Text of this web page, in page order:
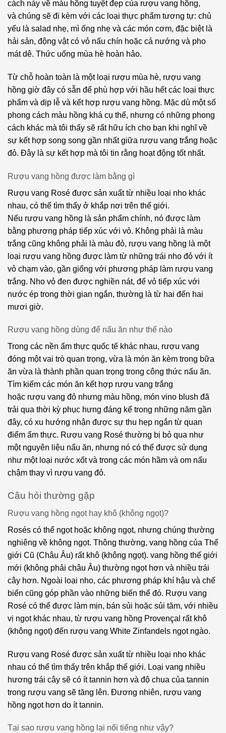
Meunier
Pinot
Noir
Primitivo
Prosecco
Riesling
Rondinella
Sangiovese
Sauvignon
Sauvignon
Gris
Sciascinoso
Semillon
Susumaniello
Syrah
Ugni
Blanc
Verdejo
Vernaccia
Viognier
Viognier
cách này về màu hồng tuyệt đẹp của rượu vang hồng,
và chúng sẽ đi kèm với các loại thực phẩm tương tự: chủ
yếu là salad nhẹ, mì ống nhẹ và các món cơm, đặc biệt là
hải sản, động vật có vỏ nấu chín hoặc cá nướng và pho
mát dê. Thức uống mùa hè hoàn hảo.
Từ chỗ hoàn toàn là một loại rượu mùa hè, rượu vang
hồng giờ đây có sẵn để phù hợp với hầu hết các loại thực
phẩm và dịp lễ và kết hợp rượu vang hồng. Mặc dù một số
phong cách màu hồng khá cụ thể, nhưng có những phong
cách khác mà tôi thấy sẽ rất hữu ích cho bạn khi nghĩ về
sự kết hợp song song gần nhất giữa rượu vang trắng hoặc
đỏ. Đây là sự kết hợp mà tôi tin rằng hoạt động tốt nhất.
Rượu vang hồng được làm bằng gì
Rượu vang Rosé được sản xuất từ nhiều loại nho khác
nhau, có thể tìm thấy ở khắp nơi trên thế giới.
Nếu rượu vang hồng là sản phẩm chính, nó được làm
bằng phương pháp tiếp xúc với vỏ. Không phải là màu
trắng cũng không phải là màu đỏ, rượu vang hồng là một
loại rượu vang hồng được làm từ những trái nho đỏ với ít
vỏ chạm vào, gần giống với phương pháp làm rượu vang
trắng. Nho vỏ đen được nghiền nát, để vỏ tiếp xúc với
nước ép trong thời gian ngắn, thường là từ hai đến hai
mươi giờ.
Rượu vang hồng dùng để nấu ăn như thế nào
Trong các nền ẩm thực quốc tế khác nhau, rượu vang
đóng một vai trò quan trọng, vừa là món ăn kèm trong bữa
ăn vừa là thành phần quan trọng trong công thức nấu ăn.
Tìm kiếm các món ăn kết hợp rượu vang trắng
hoặc rượu vang đỏ nhưng màu hồng, món vino blush đã
trải qua thời kỳ phục hưng đáng kể trong những năm gần
đây, có xu hướng nhận được sự thu hẹp ngắn từ quan
điểm ẩm thực. Rượu vang Rosé thường bị bỏ qua như
một nguyên liệu nấu ăn, nhưng nó có thể được sử dụng
như một loại nước xốt và trong các món hầm và om nấu
chậm thay vì rượu vang đỏ.
Câu hỏi thường gặp
Rượu vang hồng ngọt hay khô (không ngọt)?
Rosés có thể ngọt hoặc không ngọt, nhưng chúng thường
nghiêng về không ngọt. Thông thường, vang hồng của Thế
giới Cũ (Châu Âu) rất khô (không ngọt). vang hồng thế giới
mới (không phải châu Âu) thường ngọt hơn và nhiều trái
cây hơn. Ngoài loại nho, các phương pháp khí hậu và chế
biến cũng góp phần vào những biến thể đó. Rượu vang
Rosé có thể được làm mịn, bán sủi hoặc sủi tăm, với nhiều
vị ngọt khác nhau, từ rượu vang hồng Provençal rất khô
(không ngọt) đến rượu vang White Zinfandels ngọt ngào.
Rượu vang Rosé được sản xuất từ nhiều loại nho khác
nhau có thể tìm thấy trên khắp thế giới. Loại vang nhiều
hương trái cây sẽ có ít tannin hơn và độ chua của tannin
trong rượu vang sẽ tăng lên. Đương nhiên, rượu vang
hồng ngọt hơn do ít tannin.
Tại sao rượu vang hồng lại nổi tiếng như vậy?